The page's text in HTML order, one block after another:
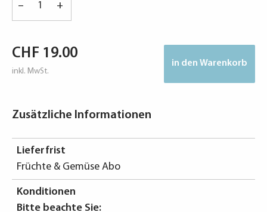
kg
frisches
Abo
der
Wärchbrogg
Luzern
Menge
+
–
CHF 19.00
inkl. MwSt.
in den Warenkorb
Zusätzliche Informationen
Lieferfrist
Früchte & Gemüse Abo
Konditionen
Bitte beachte Sie: